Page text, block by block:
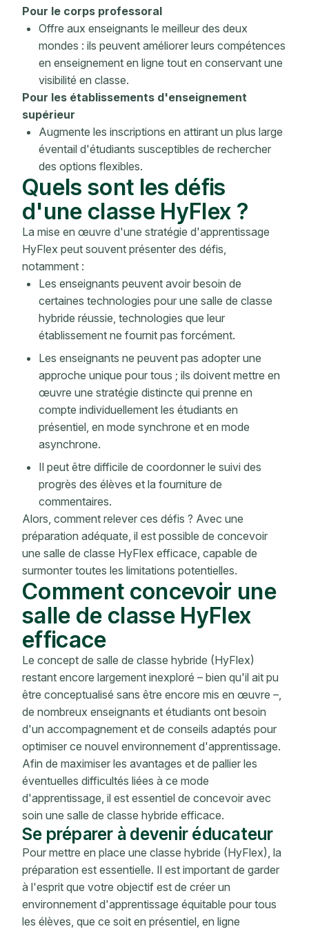
Pour le corps professoral
Offre aux enseignants le meilleur des deux
mondes : ils peuvent améliorer leurs compétences
en enseignement en ligne tout en conservant une
visibilité en classe.
Pour les établissements d'enseignement
supérieur
Augmente les inscriptions en attirant un plus large
éventail d'étudiants susceptibles de rechercher
des options flexibles.
Quels sont les défis
d'une classe HyFlex ?
La mise en œuvre d'une stratégie d'apprentissage
HyFlex peut souvent présenter des défis,
notamment :
Les enseignants peuvent avoir besoin de
certaines technologies pour une salle de classe
hybride réussie, technologies que leur
établissement ne fournit pas forcément.
Les enseignants ne peuvent pas adopter une
approche unique pour tous ; ils doivent mettre en
œuvre une stratégie distincte qui prenne en
compte individuellement les étudiants en
présentiel, en mode synchrone et en mode
asynchrone.
Il peut être difficile de coordonner le suivi des
progrès des élèves et la fourniture de
commentaires.
Alors, comment relever ces défis ? Avec une
préparation adéquate, il est possible de concevoir
une salle de classe HyFlex efficace, capable de
surmonter toutes les limitations potentielles.
Comment concevoir une
salle de classe HyFlex
efficace
Le concept de salle de classe hybride (HyFlex)
restant encore largement inexploré – bien qu'il ait pu
être conceptualisé sans être encore mis en œuvre –,
de nombreux enseignants et étudiants ont besoin
d'un accompagnement et de conseils adaptés pour
optimiser ce nouvel environnement d'apprentissage.
Afin de maximiser les avantages et de pallier les
éventuelles difficultés liées à ce mode
d'apprentissage, il est essentiel de concevoir avec
soin une salle de classe hybride efficace.
Se préparer à devenir éducateur
Pour mettre en place une classe hybride (HyFlex), la
préparation est essentielle. Il est important de garder
à l'esprit que votre objectif est de créer un
environnement d'apprentissage équitable pour tous
les élèves, que ce soit en présentiel, en ligne